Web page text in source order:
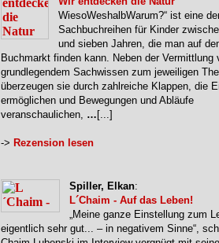
WiesoWeshalbWarum?“ ist eine
Sachbuchreihen für Kinder
und sieben Jahren, die man auf
Buchmarkt finden kann. Neben der Vermittlung
grundlegendem Sachwissen zum jeweiligen
überzeugen sie durch zahlreiche Klappen, die
ermöglichen und Bewegungen und Abläufe
veranschaulichen, … [...]
-> Rezension lesen
Spiller, Elkan:
L´Chaim - Auf das Leben!
„Meine ganze Einstellung zum
eigentlich sehr gut... – in negativem Sinne“,